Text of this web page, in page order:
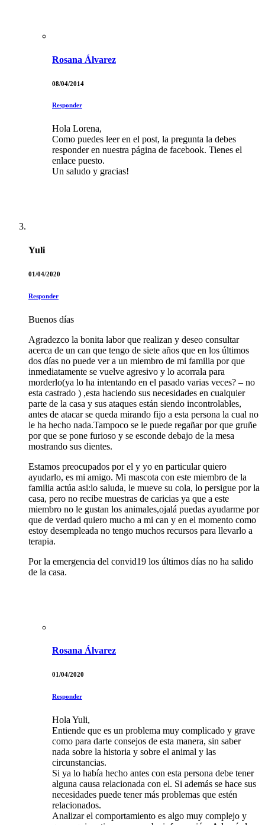
Rosana Álvarez
08/04/2014
Responder
Hola Lorena,
Como puedes leer en el post, la pregunta la debes
responder en nuestra página de facebook. Tienes el
enlace puesto.
Un saludo y gracias!
Yuli
01/04/2020
Responder
Buenos días
Agradezco la bonita labor que realizan y deseo consultar
acerca de un can que tengo de siete años que en los últimos
dos días no puede ver a un miembro de mi familia por que
inmediatamente se vuelve agresivo y lo acorrala para
morderlo(ya lo ha intentando en el pasado varias veces? – no
esta castrado ) ,esta haciendo sus necesidades en cualquier
parte de la casa y sus ataques están siendo incontrolables,
antes de atacar se queda mirando fijo a esta persona la cual no
le ha hecho nada.Tampoco se le puede regañar por que gruñe
por que se pone furioso y se esconde debajo de la mesa
mostrando sus dientes.
Estamos preocupados por el y yo en particular quiero
ayudarlo, es mi amigo. Mi mascota con este miembro de la
familia actúa asi:lo saluda, le mueve su cola, lo persigue por la
casa, pero no recibe muestras de caricias ya que a este
miembro no le gustan los animales,ojalá puedas ayudarme por
que de verdad quiero mucho a mi can y en el momento como
estoy desempleada no tengo muchos recursos para llevarlo a
terapia.
Por la emergencia del convid19 los últimos días no ha salido
de la casa.
Rosana Álvarez
01/04/2020
Responder
Hola Yuli,
Entiende que es un problema muy complicado y grave
como para darte consejos de esta manera, sin saber
nada sobre la historia y sobre el animal y las
circunstancias.
Si ya lo había hecho antes con esta persona debe tener
alguna causa relacionada con el. Si además se hace sus
necesidades puede tener más problemas que estén
relacionados.
Analizar el comportamiento es algo muy complejo y